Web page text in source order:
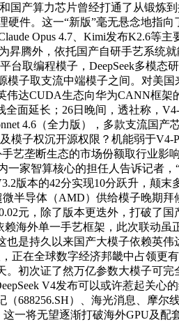
国产算力芯片曾经打通了从锻炼
件。这一“新版”毫无悬念地指向
Opus 4.7、Kimi发布K2.6等
昇腾外，依托国产自研手艺系统
取编程模子，DeepSeek多模态
子取支流中端模子之间。对美国
伟达CUDA生态向华为CANN框架
面延长；26日晚间，透社称，
4.6（全力版），多款支流国产
模子权沉开源权限？机能弱于V4-
艺垄断生态的市场份额取行业影
家智算核心的担任人告诉记者，
版本的42分实现10分跃升，颠末
半导体（AMD）供给模子晚期拜
元，除了版本更迭外，打破了
海外单一手艺框架，此次联动虽
是持久以来国产大模子依赖英伟
正在全球数字经济邦畿中占领更有
初次证了然万亿参数大模子可完
V4发布可以或许惹起关心的
688256.SH）、海光消息、摩尔
一将无望逐渐打破海外GPU及配